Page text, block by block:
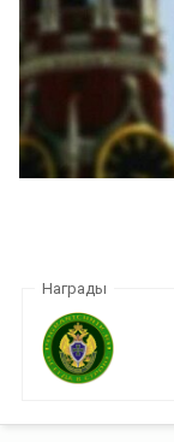
Награды